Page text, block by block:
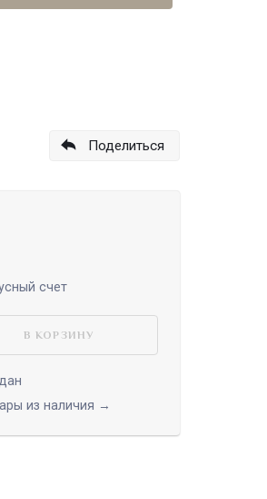
Поделиться
счет
В КОРЗИНУ
из наличия →